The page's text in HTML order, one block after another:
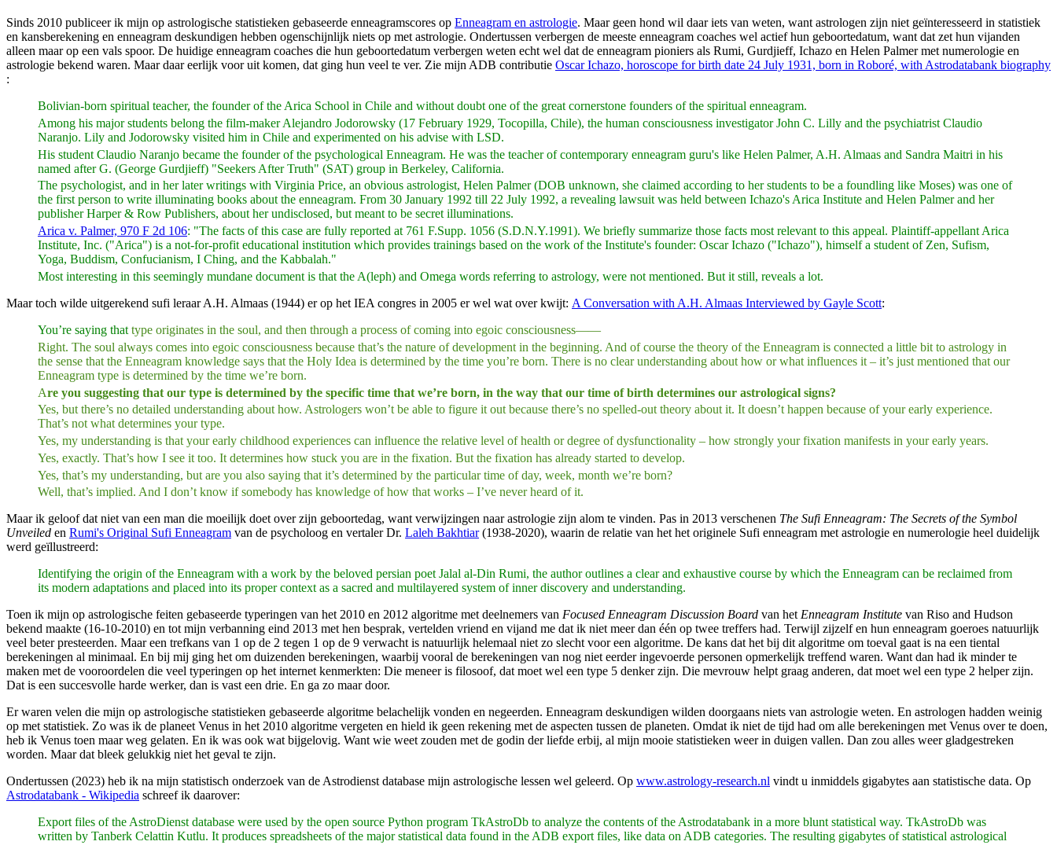
Sinds 2010 publiceer ik mijn op astrologische statistieken gebaseerde enneagramscores op Enneagram en astrologie. Maar geen hond wil daar iets van weten, want astrologen zijn niet geïnteresseerd in statistiek
en kansberekening en enneagram deskundigen hebben ogenschijnlijk niets op met astrologie. Ondertussen verbergen de meeste enneagram coaches wel actief hun geboortedatum, want dat zet hun vijanden
alleen maar op een vals spoor. De huidige enneagram coaches die hun geboortedatum verbergen weten echt wel dat de enneagram pioniers als Rumi, Gurdjieff, Ichazo en Helen Palmer met numerologie en
astrologie bekend waren. Maar daar eerlijk voor uit komen, dat ging hun veel te ver. Zie mijn ADB contributie Oscar Ichazo, horoscope for birth date 24 July 1931, born in Roboré, with Astrodatabank biography
:
Bolivian-born spiritual teacher, the founder of the Arica School in Chile and without doubt one of the great cornerstone founders of the spiritual enneagram.
Among his major students belong the film-maker Alejandro Jodorowsky (17 February 1929, Tocopilla, Chile), the human consciousness investigator John C. Lilly and the psychiatrist Claudio
Naranjo. Lily and Jodorowsky visited him in Chile and experimented on his advise with LSD.
His student Claudio Naranjo became the founder of the psychological Enneagram. He was the teacher of contemporary enneagram guru's like Helen Palmer, A.H. Almaas and Sandra Maitri in his
named after G. (George Gurdjieff) "Seekers After Truth" (SAT) group in Berkeley, California.
The psychologist, and in her later writings with Virginia Price, an obvious astrologist, Helen Palmer (DOB unknown, she claimed according to her students to be a foundling like Moses) was one of
the first person to write illuminating books about the enneagram. From 30 January 1992 till 22 July 1992, a revealing lawsuit was held between Ichazo's Arica Institute and Helen Palmer and her
publisher Harper & Row Publishers, about her undisclosed, but meant to be secret illuminations.
Arica v. Palmer, 970 F 2d 106: "The facts of this case are fully reported at 761 F.Supp. 1056 (S.D.N.Y.1991). We briefly summarize those facts most relevant to this appeal. Plaintiff-appellant Arica
Institute, Inc. ("Arica") is a not-for-profit educational institution which provides trainings based on the work of the Institute's founder: Oscar Ichazo ("Ichazo"), himself a student of Zen, Sufism,
Yoga, Buddism, Confucianism, I Ching, and the Kabbalah."
Most interesting in this seemingly mundane document is that the A(leph) and Omega words referring to astrology, were not mentioned. But it still, reveals a lot.
Maar toch wilde uitgerekend sufi leraar A.H. Almaas (1944) er op het IEA congres in 2005 er wel wat over kwijt: A Conversation with A.H. Almaas Interviewed by Gayle Scott:
You’re saying that type originates in the soul, and then through a process of coming into egoic consciousness——
Right. The soul always comes into egoic consciousness because that’s the nature of development in the beginning. And of course the theory of the Enneagram is connected a little bit to astrology in
the sense that the Enneagram knowledge says that the Holy Idea is determined by the time you’re born. There is no clear understanding about how or what influences it – it’s just mentioned that our
Enneagram type is determined by the time we’re born.
Are you suggesting that our type is determined by the specific time that we’re born, in the way that our time of birth determines our astrological signs?
Yes, but there’s no detailed understanding about how. Astrologers won’t be able to figure it out because there’s no spelled-out theory about it. It doesn’t happen because of your early experience.
That’s not what determines your type.
Yes, my understanding is that your early childhood experiences can influence the relative level of health or degree of dysfunctionality – how strongly your fixation manifests in your early years.
Yes, exactly. That’s how I see it too. It determines how stuck you are in the fixation. But the fixation has already started to develop.
Yes, that’s my understanding, but are you also saying that it’s determined by the particular time of day, week, month we’re born?
Well, that’s implied. And I don’t know if somebody has knowledge of how that works – I’ve never heard of it.
Maar ik geloof dat niet van een man die moeilijk doet over zijn geboortedag, want verwijzingen naar astrologie zijn alom te vinden. Pas in 2013 verschenen The Sufi Enneagram: The Secrets of the Symbol
Unveiled en Rumi's Original Sufi Enneagram van de psycholoog en vertaler Dr. Laleh Bakhtiar(1938-2020), waarin de relatie van het het originele Sufi enneagram met astrologie en numerologie heel duidelijk
werd geïllustreerd:
Identifying the origin of the Enneagram with a work by the beloved persian poet Jalal al-Din Rumi, the author outlines a clear and exhaustive course by which the Enneagram can be reclaimed from
its modern adaptations and placed into its proper context as a sacred and multilayered system of inner discovery and understanding.
Toen ik mijn op astrologische feiten gebaseerde typeringen van het 2010 en 2012 algoritme met deelnemers van Focused Enneagram Discussion Board van het Enneagram Institute van Riso and Hudson
bekend maakte (16-10-2010) en tot mijn verbanning eind 2013 met hen besprak, vertelden vriend en vijand me dat ik niet meer dan één op twee treffers had. Terwijl zijzelf en hun enneagram goeroes natuurlijk
veel beter presteerden. Maar een trefkans van 1 op de 2 tegen 1 op de 9 verwacht is natuurlijk helemaal niet zo slecht voor een algoritme. De kans dat het bij dit algoritme om toeval gaat is na een tiental
berekeningen al minimaal. En bij mij ging het om duizenden berekeningen, waarbij vooral de berekeningen van nog niet eerder ingevoerde personen opmerkelijk treffend waren. Want dan had ik minder te
maken met de vooroordelen die veel typeringen op het internet kenmerkten: Die meneer is filosoof, dat moet wel een type 5 denker zijn. Die mevrouw helpt graag anderen, dat moet wel een type 2 helper zijn.
Dat is een succesvolle harde werker, dan is vast een drie. En ga zo maar door.
Er waren velen die mijn op astrologische statistieken gebaseerde algoritme belachelijk vonden en negeerden. Enneagram deskundigen wilden doorgaans niets van astrologie weten. En astrologen hadden weinig
op met statistiek. Zo was ik de planeet Venus in het 2010 algoritme vergeten en hield ik geen rekening met de aspecten tussen de planeten. Omdat ik niet de tijd had om alle berekeningen met Venus over te doen,
heb ik Venus toen maar weg gelaten. En ik was ook wat bijgelovig. Want wie weet zouden met de godin der liefde erbij, al mijn mooie statistieken weer in duigen vallen. Dan zou alles weer gladgestreken
worden. Maar dat bleek gelukkig niet het geval te zijn.
Ondertussen (2023) heb ik na mijn statistisch onderzoek van de Astrodienst database mijn astrologische lessen wel geleerd. Op www.astrology-research.nl vindt u inmiddels gigabytes aan statistische data. Op
Astrodatabank - Wikipedia schreef ik daarover:
Export files of the AstroDienst database were used by the open source Python program TkAstroDb to analyze the contents of the Astrodatabank in a more blunt statistical way. TkAstroDb was
written by Tanberk Celattin Kutlu. It produces spreadsheets of the major statistical data found in the ADB export files, like data on ADB categories. The resulting gigabytes of statistical astrological